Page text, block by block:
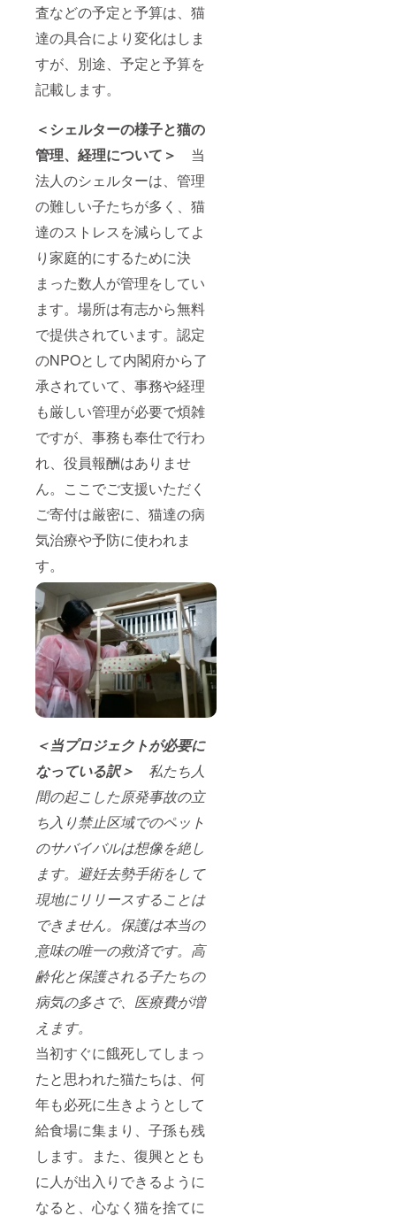
査などの予定と予算は、猫
達の具合により変化はしま
すが、別途、予定と予算を
記載します。
＜シェルターの様子と猫の
管理、経理について＞
当
法人のシェルターは、管理
の難しい子たちが多く、猫
達のストレスを減らしてよ
り家庭的にするために決
まった数人が管理をしてい
ます。場所は有志から無料
で提供されています。認定
のNPOとして内閣府から了
承されていて、事務や経理
も厳しい管理が必要で煩雑
ですが、事務も奉仕で行わ
れ、役員報酬はありませ
ん。ここでご支援いただく
ご寄付は厳密に、猫達の病
気治療や予防に使われま
す。
＜当プロジェクトが必要に
なっている訳＞ 私たち人
間の起こした原発事故の立
ち入り禁止区域でのペット
のサバイバルは想像を絶し
ます。避妊去勢手術をして
現地にリリースすることは
できません。保護は本当の
意味の唯一の救済です。高
齢化と保護される子たちの
病気の多さで、医療費が増
えます。
当初すぐに餓死してしまっ
たと思われた猫たちは、何
年も必死に生きようとして
給食場に集まり、子孫も残
します。また、復興ととも
に人が出入りできるように
なると、心なく猫を捨てに